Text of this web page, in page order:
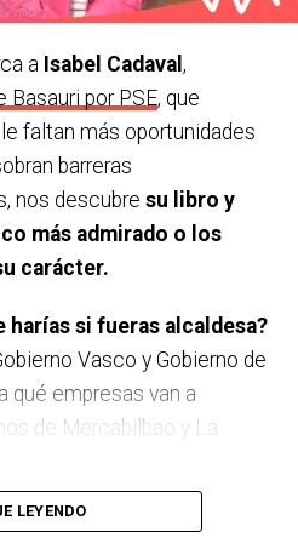
maitte’, de Gatibu.
y cuál te gustaría
y Córdoba. Me gustaría ir
concierto… que has
que admires? Nelson
su tierra y su gente.
una persona muy seria, que
a Isabel Cadaval ,
Basauri por PSE, que
faltan más oportunidades
barreras
nos descubre su libro y
más admirado o los
carácter.
harías si fueras alcaldesa?
Vasco y Gobierno de
qué empresas van a
de Mercabilbao y La
oportunidades para la gente
LEYENDO